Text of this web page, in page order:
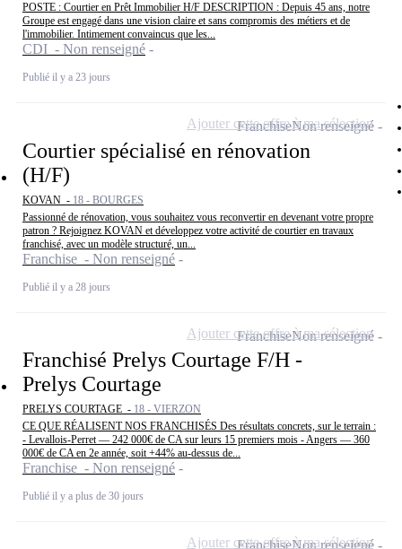
POSTE : Courtier en Prêt Immobilier H/F DESCRIPTION : Depuis 45 ans, notre
Groupe est engagé dans une vision claire et sans compromis des métiers et de
l'immobilier. Intimement convaincus que les...
CDI - Non renseigné
Publié il y a 23 jours
Courtier spécialisé en rénovation
(H/F)
KOVAN - 18 - BOURGES
Passionné de rénovation, vous souhaitez vous reconvertir en devenant votre propre
patron ? Rejoignez KOVAN et développez votre activité de courtier en travaux
franchisé, avec un modèle structuré, un...
Franchise - Non renseigné
Publié il y a 28 jours
FranchiseNon renseigné
Ajouter cette offre à ma sélection
Franchisé Prelys Courtage F/H -
Prelys Courtage
PRELYS COURTAGE - 18 - VIERZON
CE QUE RÉALISENT NOS FRANCHISÉS Des résultats concrets, sur le terrain :
- Levallois-Perret — 242 000€ de CA sur leurs 15 premiers mois - Angers — 360
000€ de CA en 2e année, soit +44% au-dessus de...
Franchise - Non renseigné
Publié il y a plus de 30 jours
FranchiseNon renseigné
Ajouter cette offre à ma sélection
FranchiseNon renseigné
Ajouter cette offre à ma sélection